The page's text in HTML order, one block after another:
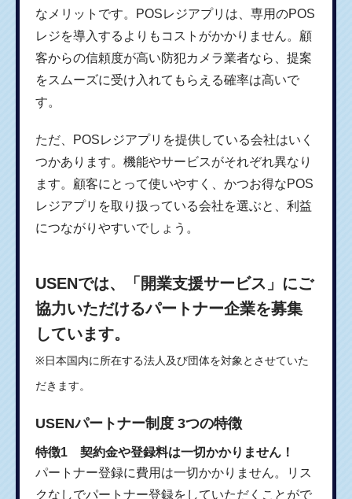
なメリットです。POSレジアプリは、専用のPOS
レジを導入するよりもコストがかかりません。顧
客からの信頼度が高い防犯カメラ業者なら、提案
をスムーズに受け入れてもらえる確率は高いで
す。
ただ、POSレジアプリを提供している会社はいく
つかあります。機能やサービスがそれぞれ異なり
ます。顧客にとって使いやすく、かつお得なPOS
レジアプリを取り扱っている会社を選ぶと、利益
につながりやすいでしょう。
USENでは、「開業支援サービス」にご
協力いただけるパートナー企業を募集
しています。
※日本国内に所在する法人及び団体を対象とさせていた
だきます。
USENパートナー制度 3つの特徴
特徴1 契約金や登録料は一切かかりません！
パートナー登録に費用は一切かかりません。リス
クなしでパートナー登録をしていただくことがで